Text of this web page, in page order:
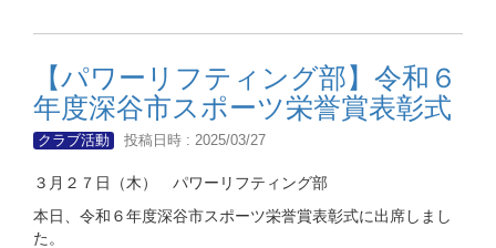
【パワーリフティング部】令和６
年度深谷市スポーツ栄誉賞表彰式
クラブ活動 投稿日時 : 2025/03/27
３月２７日（木） パワーリフティング部
本日、令和６年度深谷市スポーツ栄誉賞表彰式に出席しまし
た。